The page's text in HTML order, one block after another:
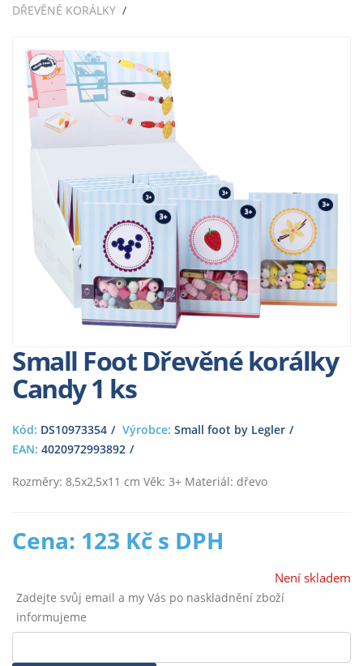
DŘEVĚNÉ KORÁLKY
Small Foot Dřevěné korálky
Candy 1 ks
Kód: DS10973354 Výrobce: Small foot by Legler
EAN: 4020972993892
Rozměry: 8,5x2,5x11 cm Věk: 3+ Materiál: dřevo
Cena: 123 Kč s DPH
Není skladem
Zadejte svůj email a my Vás po naskladnění zboží
informujeme